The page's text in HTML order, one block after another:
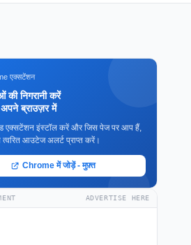
एक्सटेंशन
की निगरानी करें
ब्राउज़र में
एक्सटेंशन इंस्टॉल करें और जिस पेज पर आप हैं,
त्वरित आउटेज अलर्ट प्राप्त करें।
Chrome में जोड़ें - मुफ़्त
ADVERTISE HERE